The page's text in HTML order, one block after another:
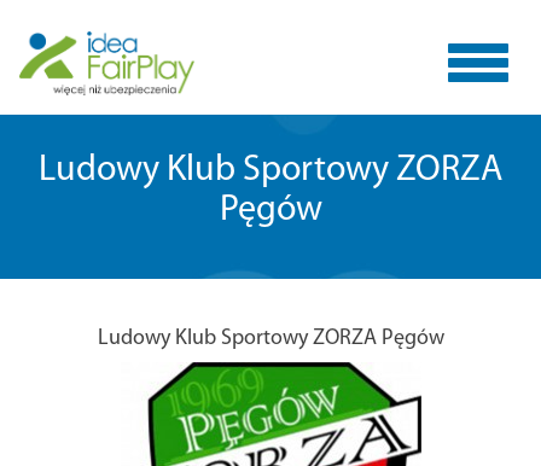
Toggle
Ludowy Klub Sportowy ZORZA
Pęgów
Ludowy Klub Sportowy ZORZA Pęgów